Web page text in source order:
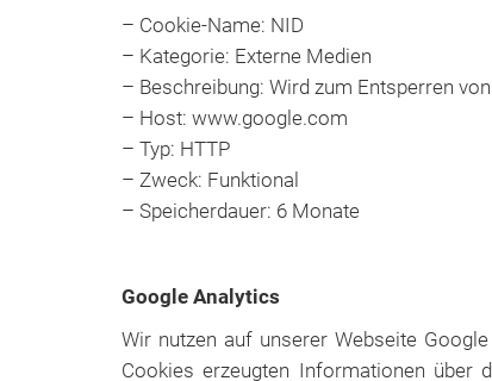
– Cookie-Name: NID
– Kategorie: Externe Medien
– Beschreibung: Wird zum Entsperren
– Host: www.google.com
– Typ: HTTP
– Zweck: Funktional
– Speicherdauer: 6 Monate
Google Analytics
Wir nutzen auf unserer Webseite
Cookies erzeugten Informationen über